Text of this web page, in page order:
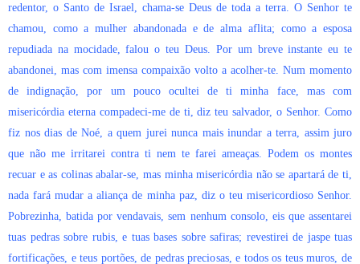
redentor, o Santo de Israel, chama-se Deus de toda a terra. O Senhor te
chamou, como a mulher abandonada e de alma aflita; como a esposa
repudiada na mocidade, falou o teu Deus. Por um breve instante eu te
abandonei, mas com imensa compaixão volto a acolher-te. Num momento
de indignação, por um pouco ocultei de ti minha face, mas com
misericórdia eterna compadeci-me de ti, diz teu salvador, o Senhor. Como
fiz nos dias de Noé, a quem jurei nunca mais inundar a terra, assim juro
que não me irritarei contra ti nem te farei ameaças. Podem os montes
recuar e as colinas abalar-se, mas minha misericórdia não se apartará de ti,
nada fará mudar a aliança de minha paz, diz o teu misericordioso Senhor.
Pobrezinha, batida por vendavais, sem nenhum consolo, eis que assentarei
tuas pedras sobre rubis, e tuas bases sobre safiras; revestirei de jaspe tuas
fortificações, e teus portões, de pedras preciosas, e todos os teus muros, de